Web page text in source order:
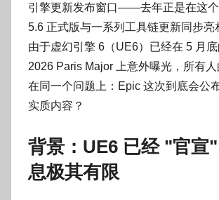
g
o
g
o
g
引擎更新发布窗口——去年正是在这
5.6 正式版与一系列工具链更新同步亮
由于虚幻引擎 6（UE6）已经在 5 月
2026 Paris Major 上意外曝光，所有
在同一个问题上：Epic 这次到底会公
实质内容？
背景：UE6 已经 "官宣
息极其有限